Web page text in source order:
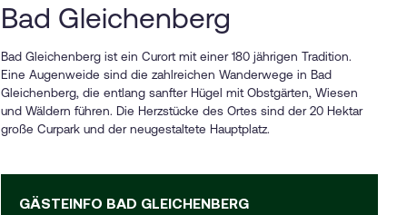
Bad Gleichenberg
Bad Gleichenberg ist ein Curort mit einer 180 jährigen Tradition.
Eine Augenweide sind die zahlreichen Wanderwege in Bad
Gleichenberg, die entlang sanfter Hügel mit Obstgärten, Wiesen
und Wäldern führen. Die Herzstücke des Ortes sind der 20 Hektar
große Curpark und der neugestaltete Hauptplatz.
GÄSTEINFO BAD GLEICHENBERG